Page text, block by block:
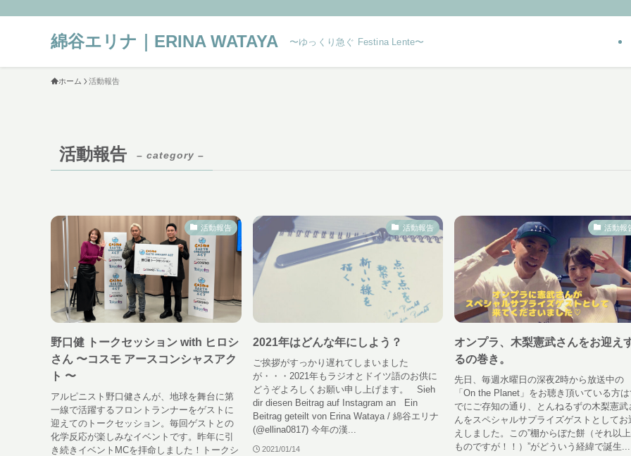
綿谷エリナ｜ERINA WATAYA 〜ゆっくり急ぐ Festina Lente〜
ホーム 活動報告
活動報告 – category –
活動報告
野口健 トークセッション with ヒロシ
さん 〜コスモ アースコンシャスアク
ト 〜
アルピニスト野口健さんが、地球を舞台に第
一線で活躍するフロントランナーをゲストに
迎えてのトークセッション。毎回ゲストとの
化学反応が楽しみなイベントです。昨年に引
き続きイベントMCを拝命しました！トークシ
活動報告
2021年はどんな年にしよう？
ご挨拶がすっかり遅れてしまいました
が・・・2021年もラジオとドイツ語のお供に
どうぞよろしくお願い申し上げます。 Sieh
dir diesen Beitrag auf Instagram an Ein
Beitrag geteilt von Erina Wataya / 綿谷エリナ
(@ellina0817) 今年の漢...
2021/01/14
活動報
オンプラ、木梨憲武さんをお迎え
るの巻き。
先日、毎週水曜日の深夜2時から放送中の
「On the Planet」をお聴き頂いている方は
でにご存知の通り、とんねるずの木梨憲武
んをスペシャルサプライズゲストとしてお
えしました。この”棚からぼた餅（それ以
ものですが！！）”がどういう経緯で誕生...